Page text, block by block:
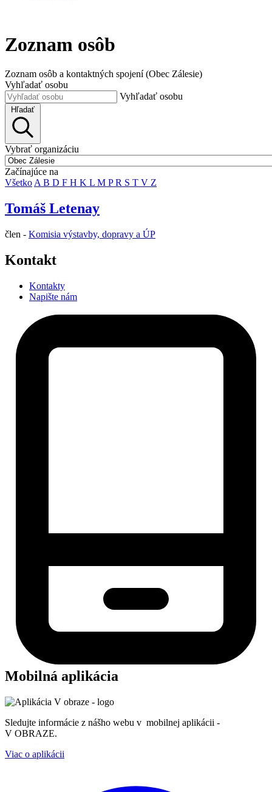
Zoznam osôb
Zoznam osôb a kontaktných spojení (Obec Zálesie)
Vyhľadať osobu
Vyhľadať osobu
Hľadať
Vybrať organizáciu
Začínajúce na
Všetko A B D F H K L M PR S T V Z
Tomáš Letenay
člen - Komisia výstavby, dopravy a ÚP
Kontakt
Kontakty
Napište nám
Mobilná aplikácia
Sledujte informácie z nášho webu v mobilnej aplikácii -
V OBRAZE.
Viac o aplikácii